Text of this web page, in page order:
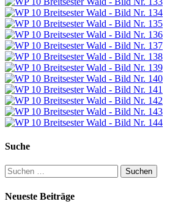
Suche
Suchen
nach:
Neueste Beiträge